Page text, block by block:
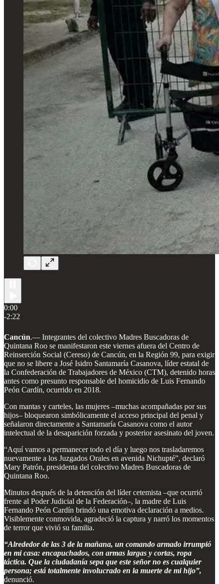
0:00
-2:22
Cancún.— Integrantes del colectivo Madres Buscadoras de
Quintana Roo se manifestaron este viernes afuera del Centro de
Reinserción Social (Cereso) de Cancún, en la Región 99, para exigir
que no se libere a José Isidro Santamaría Casanova, líder estatal de
la Confederación de Trabajadores de México (CTM), detenido horas
antes como presunto responsable del homicidio de Luis Fernando
Peón Cardín, ocurrido en 2018.
Con mantas y carteles, las mujeres –muchas acompañadas por sus
hijos– bloquearon simbólicamente el acceso principal del penal y
señalaron directamente a Santamaría Casanova como el autor
intelectual de la desaparición forzada y posterior asesinato del joven.
“Aquí vamos a permanecer todo el día y luego nos trasladaremos
nuevamente a los Juzgados Orales en avenida Nichupté”, declaró
Mary Patrón, presidenta del colectivo Madres Buscadoras de
Quintana Roo.
Minutos después de la detención del líder cetemista –que ocurrió
frente al Poder Judicial de la Federación–, la madre de Luis
Fernando Peón Cardín brindó una emotiva declaración a medios.
Visiblemente conmovida, agradeció la captura y narró los momentos
de terror que vivió su familia.
“Alrededor de las 3 de la mañana, un comando armado irrumpió
en mi casa: encapuchados, con armas largas y cortas, ropa
táctica. Que la ciudadanía sepa que este señor no es cualquier
persona; está totalmente involucrado en la muerte de mi hijo”,
denunció.